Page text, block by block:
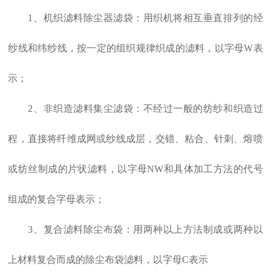
1、机织滤料除尘器滤袋：用织机将相互垂直排列的经
纱线和纬纱线，按一定的组织规律织成的滤料，以字母W表
示；
2、非织造滤料集尘滤袋：不经过一般的纺纱和织造过
程，直接将纤维成网或纱线成层，交错、粘合、针刺、熔喷
或纺丝制成的片状滤料，以字母NW和具体加工方法的代号
组成的复合字母表示；
3、复合滤料除尘布袋：用两种以上方法制成或两种以
上材料复合而成的除尘布袋滤料，以字母C表示